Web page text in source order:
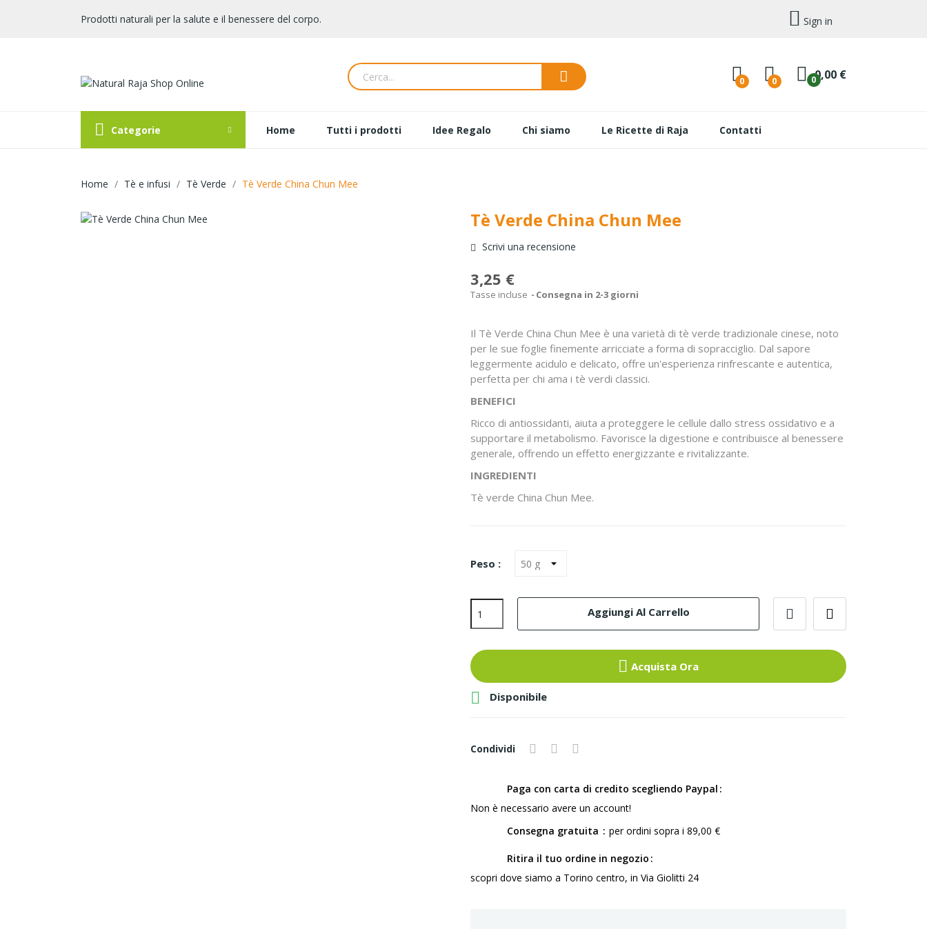
Prodotti naturali per la salute e il benessere del corpo. Sign in
0 0 0,00 €
0
Categorie Home Tutti i prodotti Idee Regalo Chi siamo Le Ricette di Raja Contatti
Home Tè e infusi Tè Verde Tè Verde China Chun Mee
Tè Verde China Chun Mee
Scrivi una recensione
3,25 €
Tasse incluse Consegna in 2-3 giorni
Il Tè Verde China Chun Mee è una varietà di tè verde tradizionale cinese, noto
per le sue foglie finemente arricciate a forma di sopracciglio. Dal sapore
leggermente acidulo e delicato, offre un'esperienza rinfrescante e autentica,
perfetta per chi ama i tè verdi classici.
BENEFICI
Ricco di antiossidanti, aiuta a proteggere le cellule dallo stress ossidativo e a
supportare il metabolismo. Favorisce la digestione e contribuisce al benessere
generale, offrendo un effetto energizzante e rivitalizzante.
INGREDIENTI
Tè verde China Chun Mee.
Peso :
Aggiungi Al Carrello
Acquista Ora
 Disponibile
Condividi
Paga con carta di credito scegliendo Paypal
Non è necessario avere un account!
Consegna gratuita
per ordini sopra i 89,00 €
Ritira il tuo ordine in negozio
scopri dove siamo a Torino centro, in Via Giolitti 24